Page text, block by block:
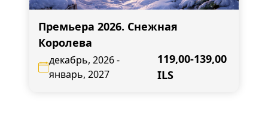
Премьера 2026. Снежная
Королева
декабрь, 2026 -
январь, 2027
119,00-139,00
ILS